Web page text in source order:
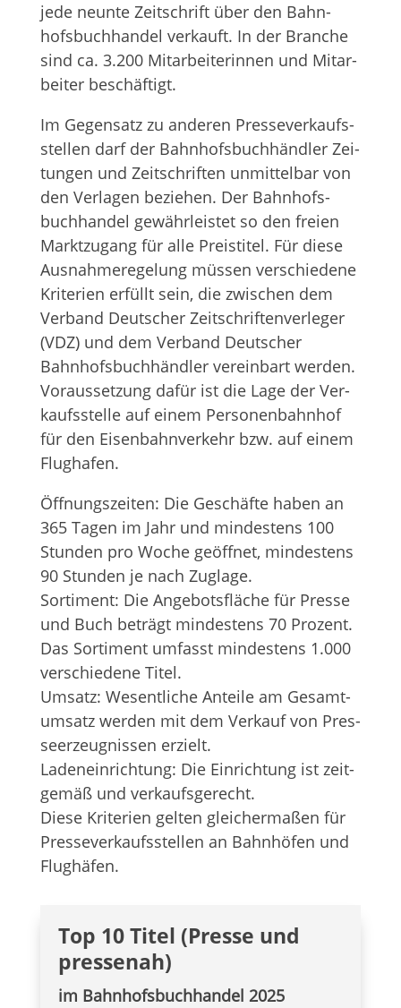
jede neunte Zeit­schrift über den Bahn­
hofs­buch­han­del ver­kauft. In der Bran­che
sind ca. 3.200 Mit­ar­bei­te­rin­nen und Mit­ar­
bei­ter beschäftigt.
Im Gegen­satz zu ande­ren Pres­se­ver­kaufs­
stel­len darf der Bahnhofs­buchhändler Zei­
tun­gen und Zeit­schrif­ten unmit­tel­bar von
den Ver­la­gen bezie­hen. Der Bahn­hofs­
buch­han­del gewähr­leis­tet so den freien
Markt­zu­gang für alle Preis­ti­tel. Für diese
Aus­nah­me­re­ge­lung müs­sen ver­schie­dene
Kri­te­rien erfüllt sein, die zwi­schen dem
Ver­band Deut­scher Zeit­schrif­ten­ver­le­ger
(VDZ) und dem Ver­band Deut­scher
Bahnhofs­buchhändler ver­ein­bart wer­den.
Vor­aus­set­zung dafür ist die Lage der Ver­
kaufs­stelle auf einem Per­so­nen­bahn­hof
für den Eisen­bahn­ver­kehr bzw. auf einem
Flughafen.
Öff­nungs­zei­ten: Die Geschäfte haben an
365 Tagen im Jahr und min­des­tens 100
Stun­den pro Woche geöff­net, min­des­tens
90 Stun­den je nach Zug­lage.
Sor­ti­ment: Die Ange­bots­flä­che für Presse
und Buch beträgt min­des­tens 70 Pro­zent.
Das Sor­ti­ment umfasst min­des­tens 1.000
ver­schie­dene Titel.
Umsatz: Wesent­li­che Anteile am Gesamt­
um­satz wer­den mit dem Ver­kauf von Pres­
se­er­zeug­nis­sen erzielt.
Laden­ein­rich­tung: Die Ein­rich­tung ist zeit­
ge­mäß und ver­kaufs­ge­recht.
Diese Kri­te­rien gel­ten glei­cher­ma­ßen für
Pres­se­ver­kaufs­stel­len an Bahn­hö­fen und
Flughäfen.
Top 10 Titel (Presse und
pressenah)
im Bahn­hofs­buch­han­del 2025